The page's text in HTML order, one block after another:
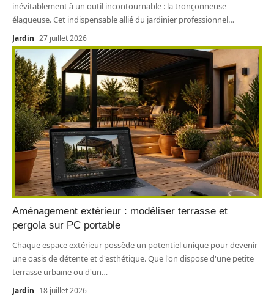
inévitablement à un outil incontournable : la tronçonneuse
élagueuse. Cet indispensable allié du jardinier professionnel…
Jardin 27 juillet 2026
Aménagement extérieur : modéliser terrasse et
pergola sur PC portable
Chaque espace extérieur possède un potentiel unique pour devenir
une oasis de détente et d'esthétique. Que l'on dispose d'une petite
terrasse urbaine ou d'un…
Jardin 18 juillet 2026